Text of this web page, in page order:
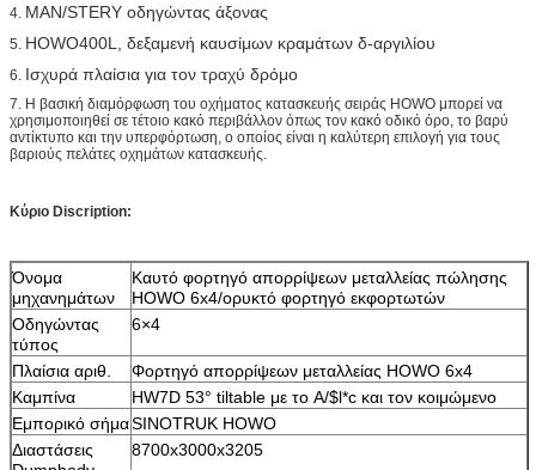
4. MAN/STERY οδηγώντας άξονας
5. HOWO400L, δεξαμενή καυσίμων κραμάτων δ-αργιλίου
6. Ισχυρά πλαίσια για τον τραχύ δρόμο
7. Η βασική διαμόρφωση του οχήματος κατασκευής σειράς HOWO μπορεί να
χρησιμοποιηθεί σε τέτοιο κακό περιβάλλον όπως τον κακό οδικό όρο, το βαρύ
αντίκτυπο και την υπερφόρτωση, ο οποίος είναι η καλύτερη επιλογή για τους
βαριούς πελάτες οχημάτων κατασκευής.
Κύριο Discription:
Όνομα
μηχανημάτων
Καυτό φορτηγό απορρίψεων μεταλλείας πώλησης
HOWO 6x4/ορυκτό φορτηγό εκφορτωτών
Οδηγώντας
τύπος
6×4
Πλαίσια αριθ.
Φορτηγό απορρίψεων μεταλλείας HOWO 6x4
Καμπίνα
HW7D 53° tiltable με το A/$l*c και τον κοιμώμενο
Εμπορικό σήμαSINOTRUK HOWO
Διαστάσεις
8700x3000x3205